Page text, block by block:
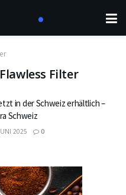
Filter
in der Schweiz erhältlich –
Schweiz
2025 0